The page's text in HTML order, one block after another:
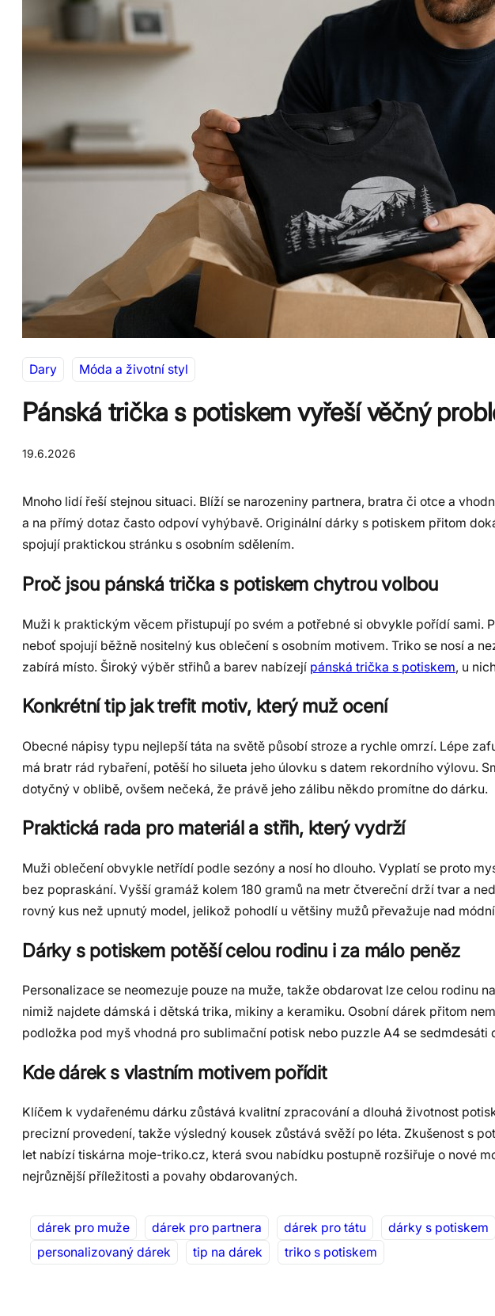
Dary Móda a životní styl
Pánská trička s potiskem vyřeší věčný
19.6.2026
Mnoho lidí řeší stejnou situaci. Blíží se narozeniny partnera, bratra či otce a
a na přímý dotaz často odpoví vyhýbavě. Originální dárky s potiskem přitom
spojují praktickou stránku s osobním sdělením.
Proč jsou pánská trička s potiskem chytrou volbou
Muži k praktickým věcem přistupují po svém a potřebné si obvykle pořídí sami.
neboť spojují běžně nositelný kus oblečení s osobním motivem. Triko se nosí a
zabírá místo. Široký výběr střihů a barev nabízejí pánská trička s potiskem, u
Konkrétní tip jak trefit motiv, který muž ocení
Obecné nápisy typu nejlepší táta na světě působí stroze a rychle omrzí. Lépe
má bratr rád rybaření, potěší ho silueta jeho úlovku s datem rekordního výlovu.
dotyčný v oblibě, ovšem nečeká, že právě jeho zálibu někdo promítne do dárku.
Praktická rada pro materiál a střih, který vydrží
Muži oblečení obvykle netřídí podle sezóny a nosí ho dlouho. Vyplatí se proto
bez popraskání. Vyšší gramáž kolem 180 gramů na metr čtvereční drží tvar a
rovný kus než upnutý model, jelikož pohodlí u většiny mužů převažuje nad
Dárky s potiskem potěší celou rodinu i za málo peněz
Personalizace se neomezuje pouze na muže, takže obdarovat lze celou rodinu
nimiž najdete dámská i dětská trika, mikiny a keramiku. Osobní dárek přitom
podložka pod myš vhodná pro sublimační potisk nebo puzzle A4 se sedmdesáti
Kde dárek s vlastním motivem pořídit
Klíčem k vydařenému dárku zůstává kvalitní zpracování a dlouhá životnost
precizní provedení, takže výsledný kousek zůstává svěží po léta. Zkušenost s
let nabízí tiskárna moje-triko.cz, která svou nabídku postupně rozšiřuje o nové
nejrůznější příležitosti a povahy obdarovaných.
dárek pro muže dárek pro partnera dárek pro tátu dárky s potiskem
personalizovaný dárek
tip na dárek triko s potiskem